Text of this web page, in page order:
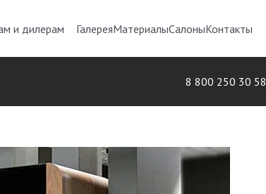
и дилерам ГалереяМатериалыСалоныКонтакты
8 800 250 30 58